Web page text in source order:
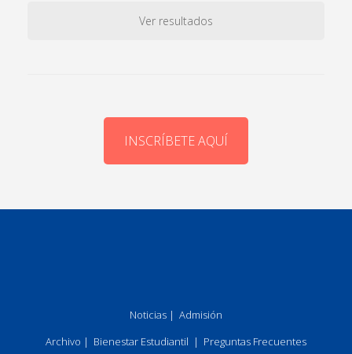
Ver resultados
INSCRÍBETE AQUÍ
Noticias | Admisión
Archivo | Bienestar Estudiantil | Preguntas Frecuentes